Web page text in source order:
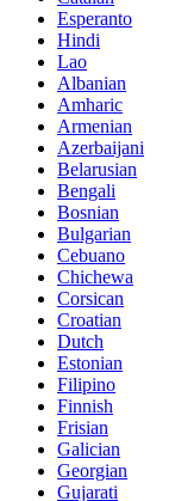
Esperanto
Hindi
Lao
Albanian
Amharic
Armenian
Azerbaijani
Belarusian
Bengali
Bosnian
Bulgarian
Cebuano
Chichewa
Corsican
Croatian
Dutch
Estonian
Filipino
Finnish
Frisian
Galician
Georgian
Gujarati